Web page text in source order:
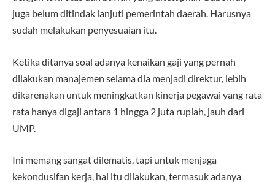
juga belum ditindak lanjuti pemerintah daerah. Harusnya
sudah melakukan penyesuaian itu.
Ketika ditanya soal adanya kenaikan gaji yang pernah
dilakukan manajemen selama dia menjadi direktur, lebih
dikarenakan untuk meningkatkan kinerja pegawai yang rata
rata hanya digaji antara 1 hingga 2 juta rupiah, jauh dari
UMP.
Ini memang sangat dilematis, tapi untuk menjaga
kekondusifan kerja, hal itu dilakukan, termasuk adanya